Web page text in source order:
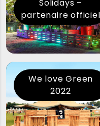
Solidays –
partenaire officiel
We love Green
2022